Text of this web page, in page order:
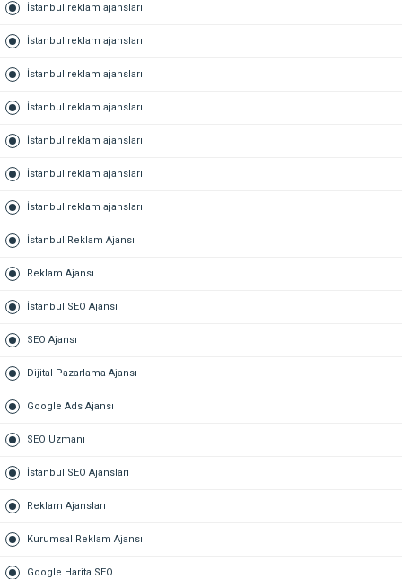
İstanbul reklam ajansları
İstanbul reklam ajansları
İstanbul reklam ajansları
İstanbul reklam ajansları
İstanbul reklam ajansları
İstanbul reklam ajansları
İstanbul reklam ajansları
İstanbul Reklam Ajansı
Reklam Ajansı
İstanbul SEO Ajansı
SEO Ajansı
Dijital Pazarlama Ajansı
Google Ads Ajansı
SEO Uzmanı
İstanbul SEO Ajansları
Reklam Ajansları
Kurumsal Reklam Ajansı
Google Harita SEO